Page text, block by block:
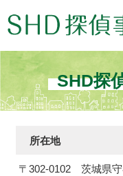
茨城県守谷市、取手市、常総
気調査・行動調査・信用調査
ての方
SHD探
所在地
〒302-0102 茨城県